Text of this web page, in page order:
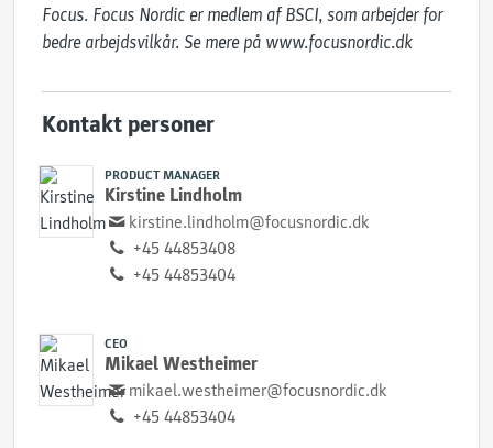
Focus. Focus Nordic er medlem af BSCI, som arbejder for
bedre arbejdsvilkår. Se mere på www.focusnordic.dk
Kontakt personer
PRODUCT MANAGER
Kirstine Lindholm
kirstine.lindholm@focusnordic.dk
+45 44853408
+45 44853404
CEO
Mikael Westheimer
mikael.westheimer@focusnordic.dk
+45 44853404